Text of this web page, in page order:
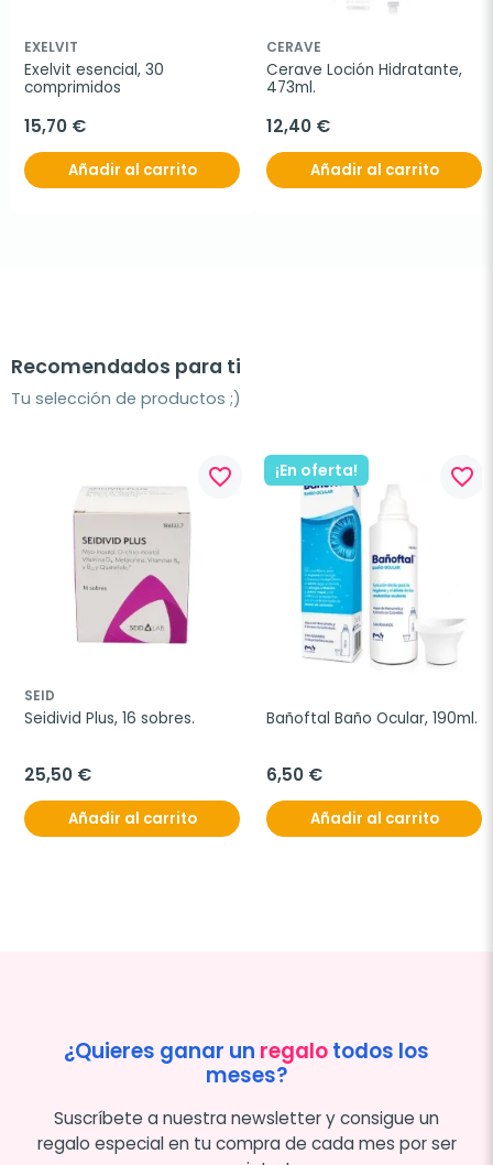
EXELVIT
Exelvit esencial, 30
comprimidos
15,70 €
Añadir al carrito
CERAVE
Cerave Loción Hidratante,
473ml.
12,40 €
Añadir al carrito
Recomendados para ti
Tu selección de productos ;)
favorite_border
SEID
Seidivid Plus, 16 sobres.
25,50 €
Añadir al carrito
¡En oferta! favorite_border
Bañoftal Baño Ocular, 190ml.
6,50 €
Añadir al carrito
¿Quieres ganar un regalotodos los
meses?
Suscríbete a nuestra newsletter y consigue un
regalo especial en tu compra de cada mes por ser